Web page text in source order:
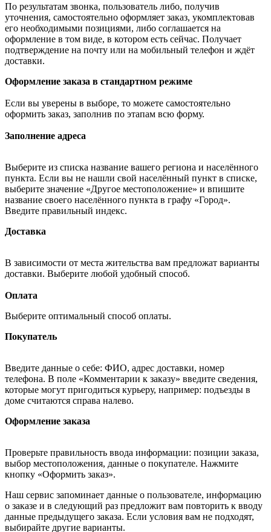
По результатам звонка, пользователь либо, получив
уточнения, самостоятельно оформляет заказ, укомплектовав
его необходимыми позициями, либо соглашается на
оформление в том виде, в котором есть сейчас. Получает
подтверждение на почту или на мобильный телефон и ждёт
доставки.
Оформление заказа в стандартном режиме
Если вы уверены в выборе, то можете самостоятельно
оформить заказ, заполнив по этапам всю форму.
Заполнение адреса
Выберите из списка название вашего региона и населённого
пункта. Если вы не нашли свой населённый пункт в списке,
выберите значение «Другое местоположение» и впишите
название своего населённого пункта в графу «Город».
Введите правильный индекс.
Доставка
В зависимости от места жительства вам предложат варианты
доставки. Выберите любой удобный способ.
Оплата
Выберите оптимальный способ оплаты.
Покупатель
Введите данные о себе: ФИО, адрес доставки, номер
телефона. В поле «Комментарии к заказу» введите сведения,
которые могут пригодиться курьеру, например: подъезды в
доме считаются справа налево.
Оформление заказа
Проверьте правильность ввода информации: позиции заказа,
выбор местоположения, данные о покупателе. Нажмите
кнопку «Оформить заказ».
Наш сервис запоминает данные о пользователе, информацию
о заказе и в следующий раз предложит вам повторить к вводу
данные предыдущего заказа. Если условия вам не подходят,
выбирайте другие варианты.